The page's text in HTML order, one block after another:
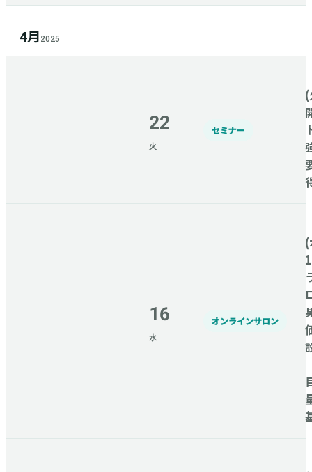
4月 2025
22
火
セミナー
16
水
オンラインサロン